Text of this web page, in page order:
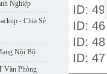
Nghiệp
- Chia Sẻ
Nội Bộ
Văn Phòng
user với ID: 49
user với ID: 46
user với ID: 48
user với ID: 47